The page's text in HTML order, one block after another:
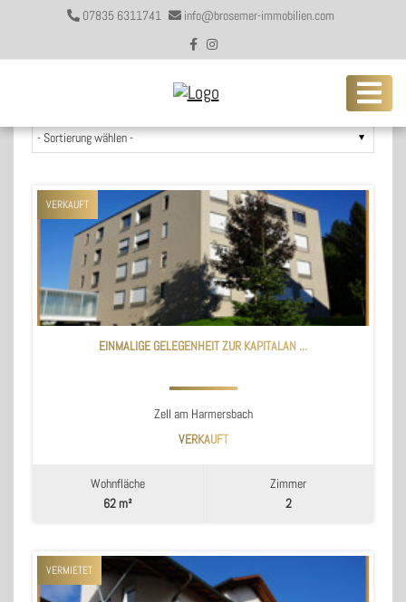
07835 6311741 info@brosemer-immobilien.com
VERKAUFT
EINMALIGE GELEGENHEIT ZUR KAPITALAN ...
Zell am Harmersbach
VERKAUFT
Wohnfläche
62 m²
Zimmer
2
VERMIETET